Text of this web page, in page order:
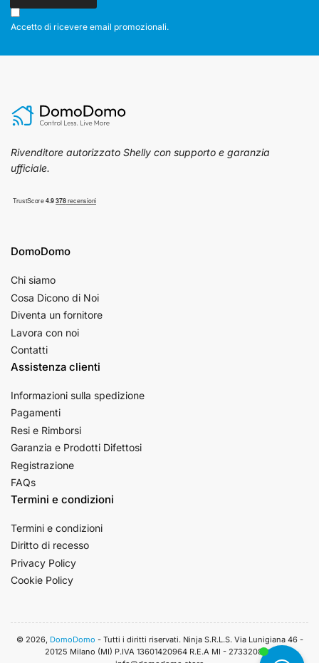
Accetto di ricevere email promozionali.
Rivenditore autorizzato Shelly con supporto e garanzia
ufficiale.
DomoDomo
Chi siamo
Cosa Dicono di Noi
Diventa un fornitore
Lavora con noi
Contatti
Assistenza clienti
Informazioni sulla spedizione
Pagamenti
Resi e Rimborsi
Garanzia e Prodotti Difettosi
Registrazione
FAQs
Termini e condizioni
Termini e condizioni
Diritto di recesso
Privacy Policy
Cookie Policy
© 2026, DomoDomo - Tutti i diritti riservati. Ninja S.R.L.S. Via Lunigiana 46 -
20125 Milano (MI) P.IVA 13601420964 R.E.A MI - 2733208. 📧